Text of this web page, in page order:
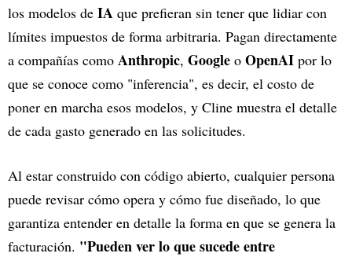
los modelos de IA que prefieran sin tener que lidiar con
límites impuestos de forma arbitraria. Pagan directamente
a compañías como Anthropic, Google o OpenAI por lo
que se conoce como "inferencia", es decir, el costo de
poner en marcha esos modelos, y Cline muestra el detalle
de cada gasto generado en las solicitudes.
Al estar construido con código abierto, cualquier persona
puede revisar cómo opera y cómo fue diseñado, lo que
garantiza entender en detalle la forma en que se genera la
facturación. "Pueden ver lo que sucede entre